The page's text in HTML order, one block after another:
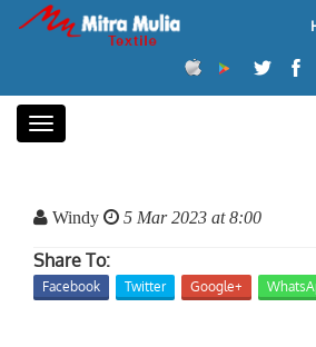
Toggle
Windy 5 Mar 2023 at 8:00
Share To:
Facebook Twitter Google+